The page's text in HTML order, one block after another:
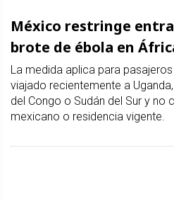
México restringe
brote de ébola en
La medida aplica para
viajado recientemente a
del Congo o Sudán del Sur y no
mexicano o residencia vigente.